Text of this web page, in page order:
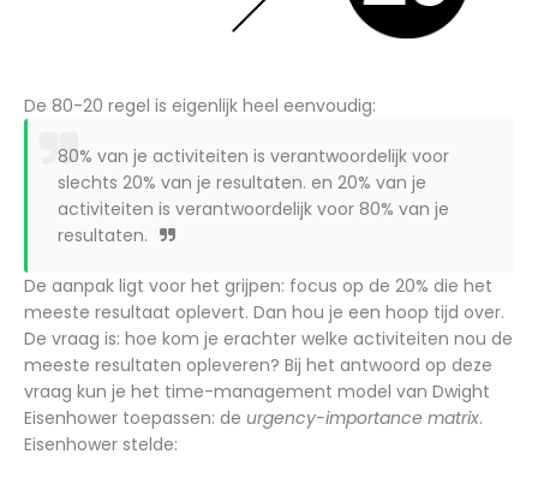
De 80-20 regel is eigenlijk heel eenvoudig:
80% van je activiteiten is verantwoordelijk voor
slechts 20% van je resultaten. en 20% van je
activiteiten is verantwoordelijk voor 80% van je
resultaten.
De aanpak ligt voor het grijpen: focus op de 20% die het
meeste resultaat oplevert. Dan hou je een hoop tijd over.
De vraag is: hoe kom je erachter welke activiteiten nou de
meeste resultaten opleveren? Bij het antwoord op deze
vraag kun je het time-management model van Dwight
Eisenhower toepassen: de urgency-importance matrix.
Eisenhower stelde: